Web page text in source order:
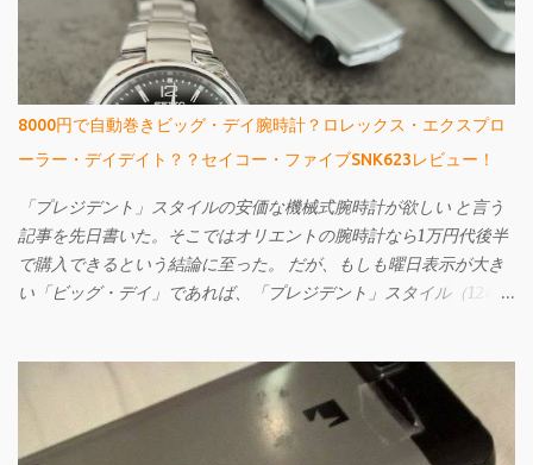
8000円で自動巻きビッグ・デイ腕時計？ロレックス・エクスプロ
ーラー・デイデイト？？セイコー・ファイブSNK623レビュー！
「プレジデント」スタイルの安価な機械式腕時計が欲しい と言う
記事を先日書いた。そこではオリエントの腕時計なら1万円代後半
で購入できるという結論に至った。 だが、もしも曜日表示が大き
い「ビッグ・デイ」であれば、「プレジデント」スタイル（12時
今回ご紹介するセイコー・ファイブのSNK623だ。購入してから文
字盤がエクスプローラーに酷似していることに気づいたが、なか
なか個性的で値段も激安の憎めないやつなんですよ。